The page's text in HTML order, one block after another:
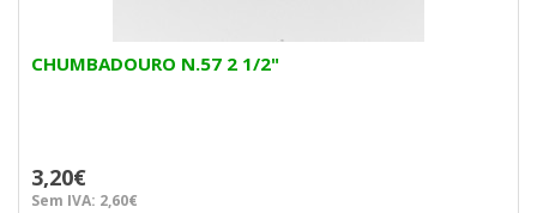
CHUMBADOURO N.57 2 1/2"
3,20€
Sem IVA: 2,60€